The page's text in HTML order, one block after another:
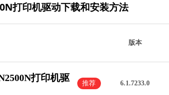
打印机驱动下载和安装方法
版本
打印机驱
推荐 6.1.7233.0